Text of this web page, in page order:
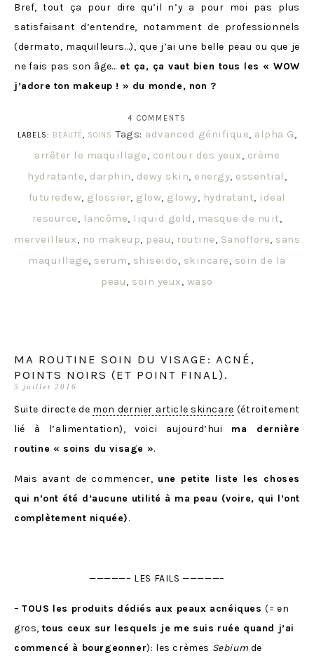
Bref, tout ça pour dire qu’il n’y a pour moi pas plus
satisfaisant d’entendre, notamment de professionnels
(dermato, maquilleurs…), que j’ai une belle peau ou que je
ne fais pas son âge… et ça, ça vaut bien tous les « WOW
j’adore ton makeup ! » du monde, non ?
4 COMMENTS
LABELS: BEAUTÉ, SOINS Tags: advanced génifique, alpha G,
arrêter le maquillage, contour des yeux, crème
hydratante, darphin, dewy skin, energy, essential ,
futuredew, glossier, glow, glowy, hydratant, ideal
resource, lancôme, liquid gold , masque de nuit,
merveilleux, no makeup, peau, routine, Sanoflore, sans
maquillage, serum, shiseido, skincare, soin de la
peau, soin yeux, waso
MA ROUTINE SOIN DU VISAGE: ACNÉ,
POINTS NOIRS (ET POINT FINAL).
5 juillet 2016
Suite directe de mon dernier article skincare (étroitement
lié à l’alimentation), voici aujourd’hui ma dernière
routine « soins du visage ».
Mais avant de commencer, une petite liste les choses
qui n’ont été d’aucune utilité à ma peau (voire, qui l’ont
complètement niquée).
—————– LES FAILS —————–
–TOUS les produits dédiés aux peaux acnéiques(= en
gros, tous ceux sur lesquels je me suis ruée quand j’ai
commencé à bourgeonner): les crèmes Sebium de